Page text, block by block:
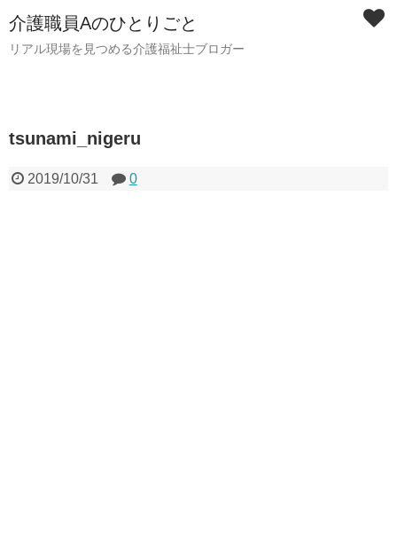
介護職員Aのひとりごと
リアル現場を見つめる介護福祉士ブロガー
tsunami_nigeru
2019/10/31 0